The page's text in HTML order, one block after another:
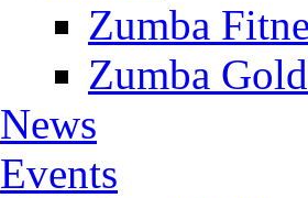
Zumba
Zumba Gold
News
Events